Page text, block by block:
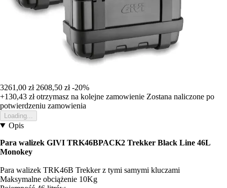
3261,00 zł 2608,50 zł -20%
+130,43 złotrzymasz na kolejne zamowienie Zostana naliczone po
potwierdzeniu zamowienia
Loading...
Opis
Para walizek GIVI TRK46BPACK2 Trekker Black Line 46L
Monokey
Para walizek TRK46B Trekker z tymi samymi kluczami
Maksymalne obciążenie 10Kg